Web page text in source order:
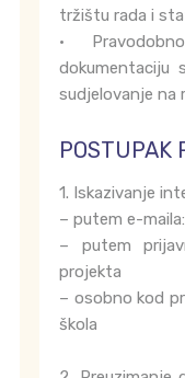
tržištu rada i
•
dokumentaciju
sudjelovanje na
POSTUPAK
1. Iskazivanje
– putem e-maila:
– putem
projekta
– osobno kod
škola